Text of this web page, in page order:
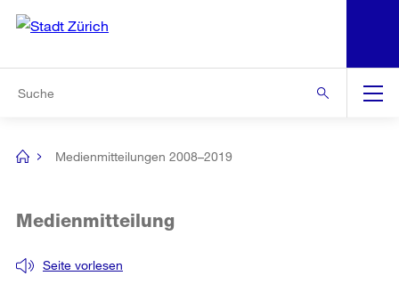
Navigation
[no
Medienmitteilungen 2008–2019
Seite vorlesen
Medienmitteilung